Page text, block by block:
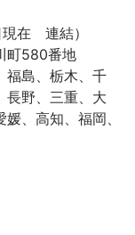
在　連結）
町580番地
福島、栃木、千
長野、三重、大
、高知、福岡、